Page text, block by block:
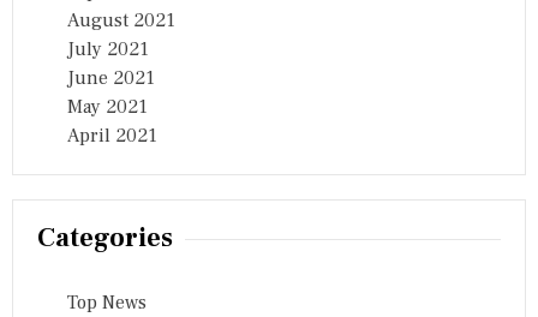
August 2021
July 2021
June 2021
May 2021
April 2021
Categories
Top News